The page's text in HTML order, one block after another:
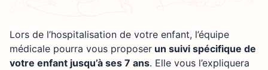
Lors de l’hospitalisation de votre enfant, l’équipe
médicale pourra vous proposer un suivi spécifique de
votre enfant jusqu’à ses 7 ans. Elle vous l’expliquera